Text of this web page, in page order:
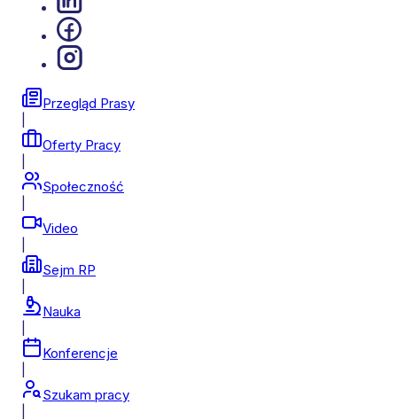
Przegląd Prasy
Oferty Pracy
Społeczność
Video
Sejm RP
Nauka
Konferencje
Szukam pracy